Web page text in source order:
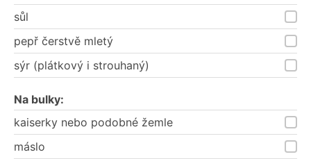
sůl
pepř čerstvě mletý
sýr (plátkový i strouhaný)
Na bulky:
kaiserky nebo podobné žemle
máslo